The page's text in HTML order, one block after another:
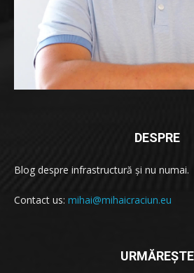
DESPRE
Blog despre infrastructură și nu numai.
Contact us: mihai@mihaicraciun.eu
URMĂREȘTE